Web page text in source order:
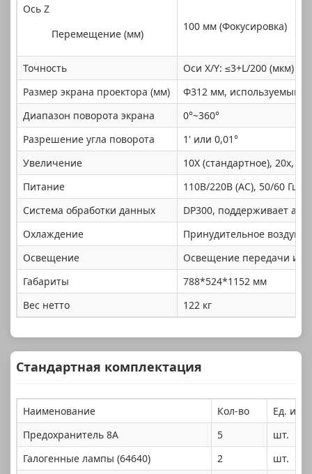
Ось Z
Перемещение (мм)
100 мм (Фокусировка)
Точность
Оси X/Y: ≤3+L/200 (мкм)
Размер экрана проектора (мм)
Φ312 мм, используемый
Диапазон поворота экрана
0°~360°
Разрешение угла поворота
1' или 0,01°
Увеличение
10X (стандартное), 20x,
Питание
110В/220В (AC), 50/60 Гц,
Система обработки данных
DP300, поддерживает
Охлаждение
Принудительное
Освещение
Освещение передачи и
Габариты
788*524*1152 мм
Вес нетто
122 кг
Стандартная комплектация
Наименование Кол-во
Ед. изм.
Предохранитель 8А
5
шт.
Галогенные лампы (64640)
2
шт.